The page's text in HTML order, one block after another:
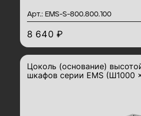
Арт.: EMS-S-800.800.100
8 640 ₽
Цоколь (основание)
шкафов серии EMS (Ш1000